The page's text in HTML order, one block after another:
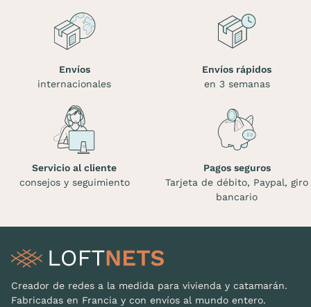
Envíos
internacionales
Envíos rápidos
en 3 semanas
Servicio al cliente
consejos y seguimiento
Pagos seguros
Tarjeta de débito, Paypal, giro
bancario
Creador de redes a la medida para vivienda y catamarán.
Fabricadas en Francia y con envíos al mundo entero.